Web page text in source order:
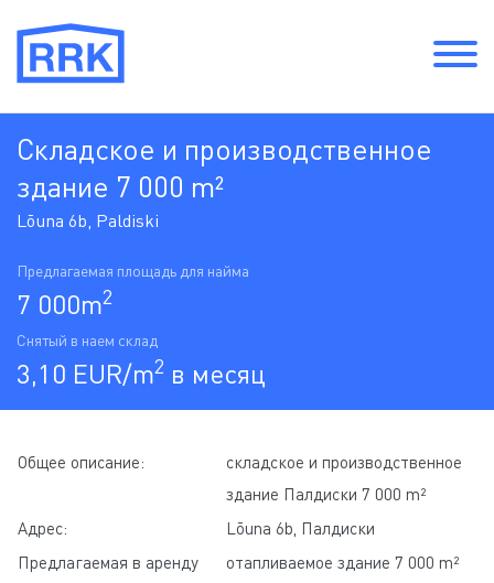
Cкладское и производственное
здание 7 000 m²
Lõuna 6b, Paldiski
Предлагаемая площадь для найма
7 000m2
Снятый в наем склад
3,10 EUR/m2 в месяц
Общее описание:
cкладское и производственное
здание Палдиски 7 000 m²
Адрес:
Lõuna 6b, Палдиски
Предлагаемая в аренду
отапливаемое здание 7 000 m²